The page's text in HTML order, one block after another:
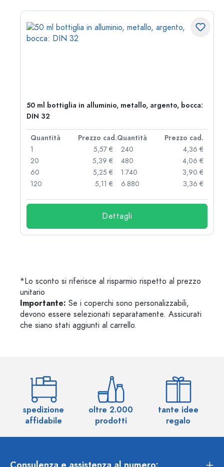
50 ml bottiglia in alluminio, metallo, argento, bocca:
DIN 32
Quantità Prezzo cad.Quantità
Prezzo cad.
1
5,57 €
20
5,39 €
60
5,25 €
120
5,11 €
240
4,36 €
480
4,06 €
1.740
3,90 €
6.880
3,36 €
Dettagli
*Lo sconto si riferisce al risparmio rispetto al prezzo
unitario
Importante: Se i coperchi sono personalizzabili,
devono essere selezionati separatamente. Assicurati
che siano stati aggiunti al carrello.
spedizione
affidabile
oltre 2.000
prodotti
tante idee
regalo
Consulenza e assistenza al numero: